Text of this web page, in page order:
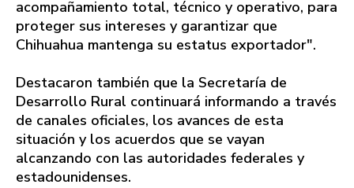
acompañamiento total, técnico y operativo, para
proteger sus intereses y garantizar que
Chihuahua mantenga su estatus exportador".
Destacaron también que la Secretaría de
Desarrollo Rural continuará informando a través
de canales oficiales, los avances de esta
situación y los acuerdos que se vayan
alcanzando con las autoridades federales y
estadounidenses.